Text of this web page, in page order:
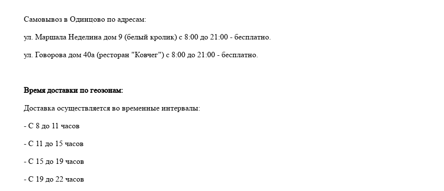
Самовывоз в Одинцово по адресам:
ул. Маршала Неделина дом 9 (белый кролик) с 8:00 до 21:00 - бесплатно.
ул. Говорова дом 40а (ресторан "Ковчег") с 8:00 до 21:00 - бесплатно.
Время доставки по геозонам:
Доставка осуществляется во временные интервалы:
- С 8 до 11 часов
- С 11 до 15 часов
- С 15 до 19 часов
- С 19 до 22 часов